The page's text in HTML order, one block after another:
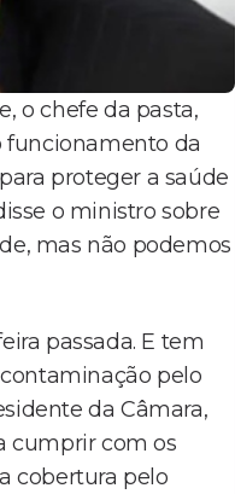
o chefe da pasta,
funcionamento da
proteger a saúde
o ministro sobre
mas não podemos
passada. E tem
pelo
da Câmara,
cumprir com os
cobertura pelo